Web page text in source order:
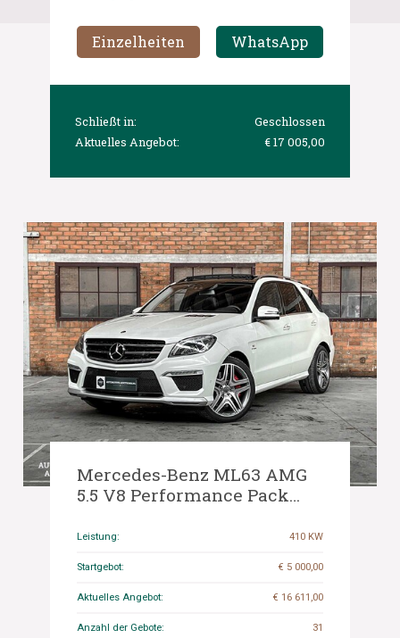
Einzelheiten WhatsApp
Schließt in:
Geschlossen
Aktuelles Angebot:
€ 17 005,00
Mercedes-Benz ML63 AMG
5.5 V8 Performance Pack
808-X
Leistung: 410 KW
Startgebot: € 5 000,00
Aktuelles Angebot: € 16 611,00
Anzahl der Gebote: 31